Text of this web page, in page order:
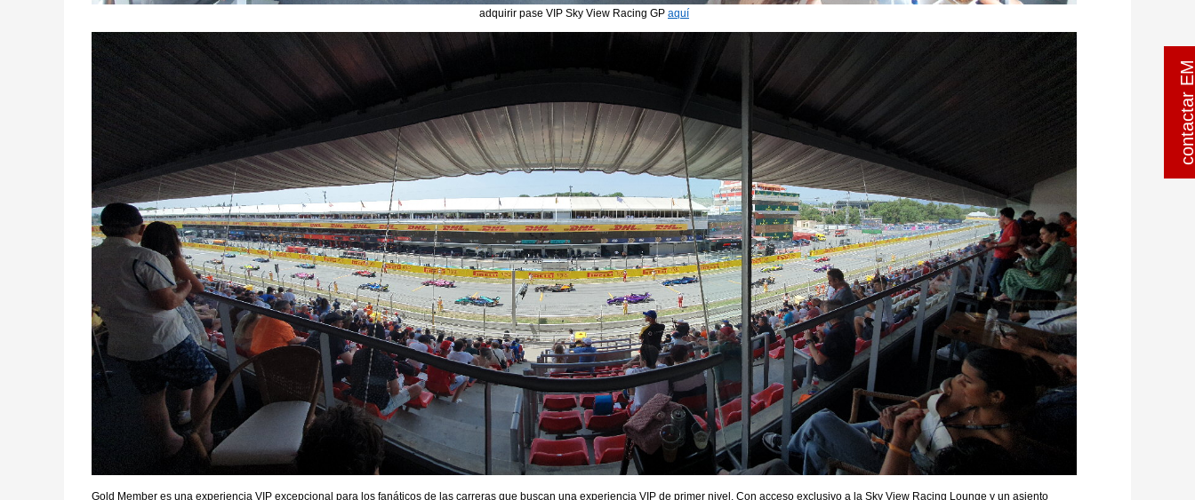
adquirir pase VIP Sky View Racing GP aquí
Gold Member es una experiencia VIP excepcional para los fanáticos de las carreras que buscan una experiencia VIP de primer nivel. Con acceso exclusivo a la Sky View Racing Lounge y un asiento